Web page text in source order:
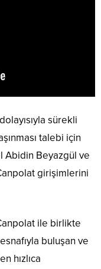
sürekli
talebi için
Abidin Beyazgül ve
girişimlerini
ile birlikte
buluşan ve
hızlıca